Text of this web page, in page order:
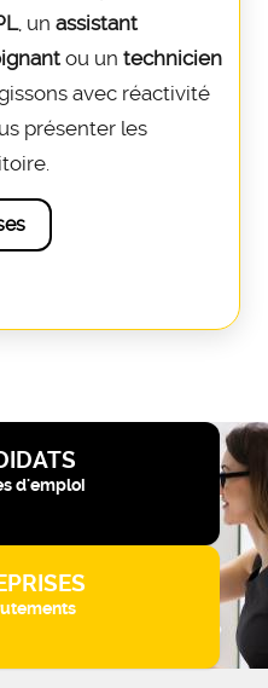
, un assistant
ou un technicien
avec réactivité
présenter les
d'emploi